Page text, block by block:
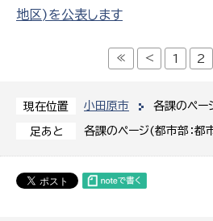
現在位置 小田原市 各課のペー
足あと 各課のページ(都市部：都
地区)を公表します
≪ < 1 2